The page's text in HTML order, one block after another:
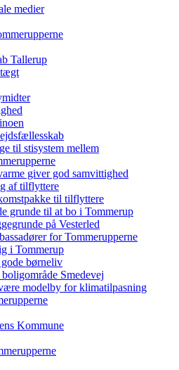
medier
Tallerup
til stisystem mellem
giver god samvittighed
af tilflyttere
til tilflyttere
grunde til at bo i Tommerup
på Vesterled
for Tommerupperne
i Tommerup
børneliv
Smedevej
modelby for klimatilpasning
Kommune